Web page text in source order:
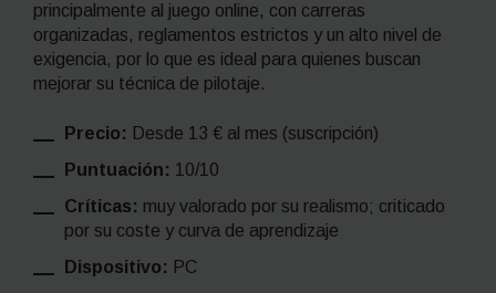
principalmente al juego online, con carreras
organizadas, reglamentos estrictos y un alto nivel de
exigencia, por lo que es ideal para quienes buscan
mejorar su técnica de pilotaje.
Precio: Desde 13 € al mes (suscripción)
Puntuación: 10/10
Críticas: muy valorado por su realismo; criticado
por su coste y curva de aprendizaje
Dispositivo: PC